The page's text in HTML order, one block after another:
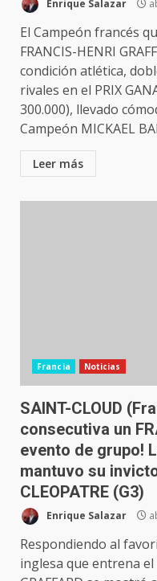
Enrique Salazar
El Campeón francés
FRANCIS-HENRI
condición atlética,
rivales en el PRIX
300.000), llevado
Campeón MICKAEL
Leer más
Francia Noticias
SAINT-CLOUD
consecutiva un
evento de grupo!
mantuvo su
CLEOPATRE (G3)
Enrique Salazar
Respondiendo al
inglesa que entrena el